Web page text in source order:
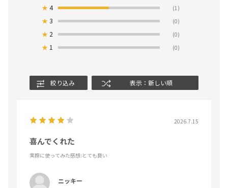
★4 (1)
★3 (0)
★ 2 (0)
★ 1 (0)
絞り込み 表示：新しい順
2026.7.15
喜んでくれた
実際に使ってみた感想:とても良い
ニッキー